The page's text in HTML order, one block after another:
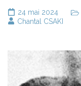
24 mai 2024
Chantal CSAKI